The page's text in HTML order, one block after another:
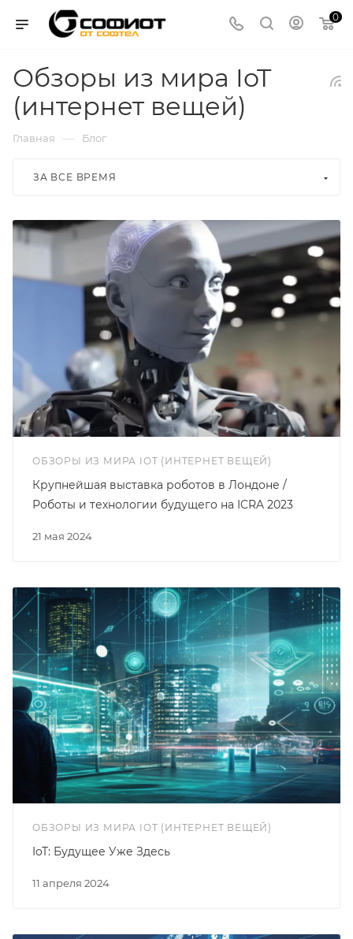
0
Обзоры из мира IoT
(интернет вещей)
Главная — Блог
ЗА ВСЕ ВРЕМЯ
ОБЗОРЫ ИЗ МИРА IOT (ИНТЕРНЕТ ВЕЩЕЙ)
21 мая 2024
Крупнейшая выставка роботов в Лондоне /
Роботы и технологии будущего на ICRA 2023
ОБЗОРЫ ИЗ МИРА IOT (ИНТЕРНЕТ ВЕЩЕЙ)
11 апреля 2024
IoT: Будущее Уже Здесь